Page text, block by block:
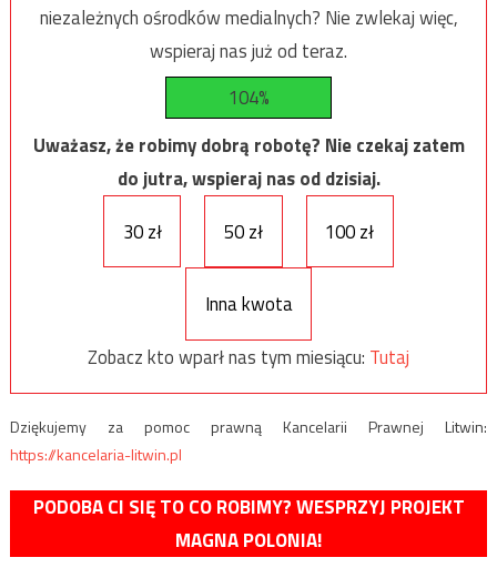
niezależnych ośrodków medialnych? Nie zwlekaj więc,
wspieraj nas już od teraz.
104%
Uważasz, że robimy dobrą robotę? Nie czekaj zatem
do jutra, wspieraj nas od dzisiaj.
30 zł
50 zł 100 zł
Inna kwota
Zobacz kto wparł nas tym miesiącu: Tutaj
Dziękujemy za pomoc prawną Kancelarii Prawnej Litwin:
https://kancelaria-litwin.pl
PODOBA CI SIĘ TO CO ROBIMY? WESPRZYJ PROJEKT
MAGNA POLONIA!